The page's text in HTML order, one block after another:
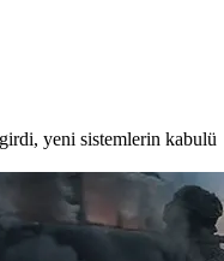
yeni sistemlerin kabulü